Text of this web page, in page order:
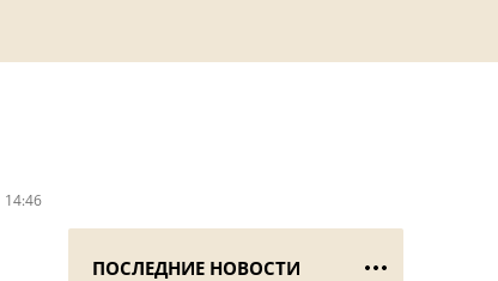
14:46
ПОСЛЕДНИЕ НОВОСТИ